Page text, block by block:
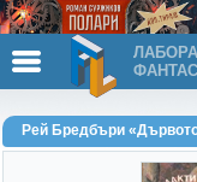
Рей Бредбъри